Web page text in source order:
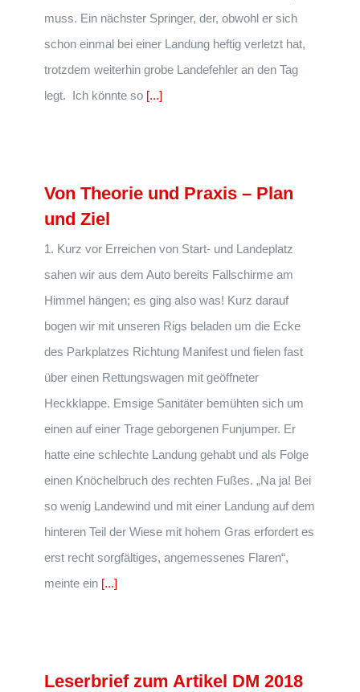
muss. Ein nächster Springer, der, obwohl er sich
schon einmal bei einer Landung heftig verletzt hat,
trotzdem weiterhin grobe Landefehler an den Tag
legt. Ich könnte so [...]
Von Theorie und Praxis – Plan
und Ziel
1. Kurz vor Erreichen von Start- und Landeplatz
sahen wir aus dem Auto bereits Fallschirme am
Himmel hängen; es ging also was! Kurz darauf
bogen wir mit unseren Rigs beladen um die Ecke
des Parkplatzes Richtung Manifest und fielen fast
über einen Rettungswagen mit geöffneter
Heckklappe. Emsige Sanitäter bemühten sich um
einen auf einer Trage geborgenen Funjumper. Er
hatte eine schlechte Landung gehabt und als Folge
einen Knöchelbruch des rechten Fußes. „Na ja! Bei
so wenig Landewind und mit einer Landung auf dem
hinteren Teil der Wiese mit hohem Gras erfordert es
erst recht sorgfältiges, angemessenes Flaren“,
meinte ein [...]
Leserbrief zum Artikel DM 2018